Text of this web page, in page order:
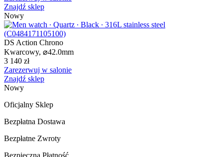
Znajdź sklep
Nowy
DS Action Chrono
Kwarcowy, ⌀42.0mm
3 140 zł
Zarezerwuj w salonie
Znajdź sklep
Nowy
Oficjalny Sklep
Bezpłatna Dostawa
Bezpłatne Zwroty
Bezpieczna Płatność